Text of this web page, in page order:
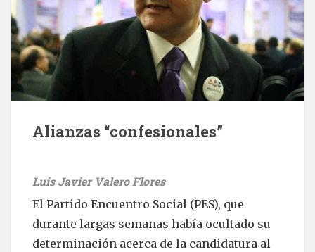
Alianzas “confesionales”
Luis Javier Valero Flores
El Partido Encuentro Social (PES), que
durante largas semanas había ocultado su
determinación acerca de la candidatura al